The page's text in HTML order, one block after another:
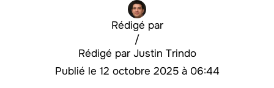
Rédigé par
Justin Trindo
/
12 octobre 2025 à 06:44